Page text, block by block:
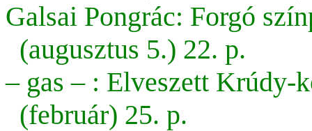
Galsai Pongrác: Forgó
(augusztus 5.) 22. p.
– gas – : Elveszett Krúdy-
(február) 25. p.